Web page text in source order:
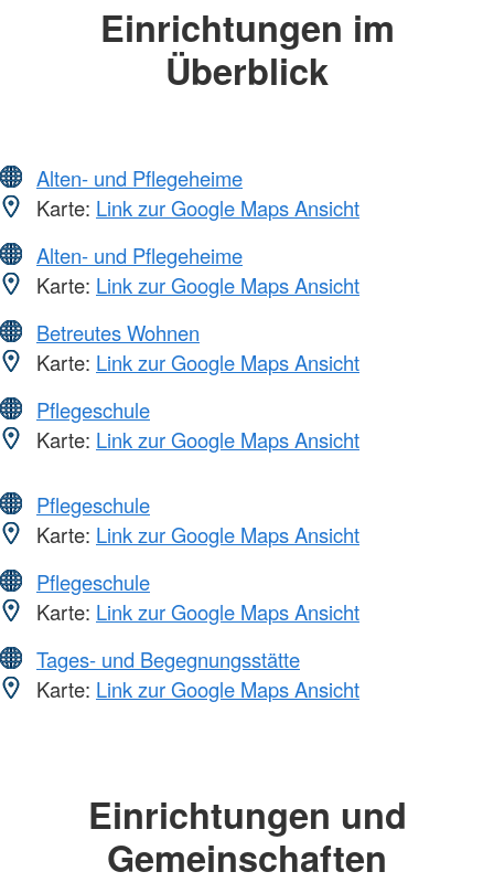
Einrichtungen im
Überblick
Alten- und Pflegeheime
Karte: Link zur Google Maps Ansicht
Alten- und Pflegeheime
Karte: Link zur Google Maps Ansicht
Betreutes Wohnen
Karte: Link zur Google Maps Ansicht
Pflegeschule
Karte: Link zur Google Maps Ansicht
Pflegeschule
Karte: Link zur Google Maps Ansicht
Pflegeschule
Karte: Link zur Google Maps Ansicht
Tages- und Begegnungsstätte
Karte: Link zur Google Maps Ansicht
Einrichtungen und
Gemeinschaften